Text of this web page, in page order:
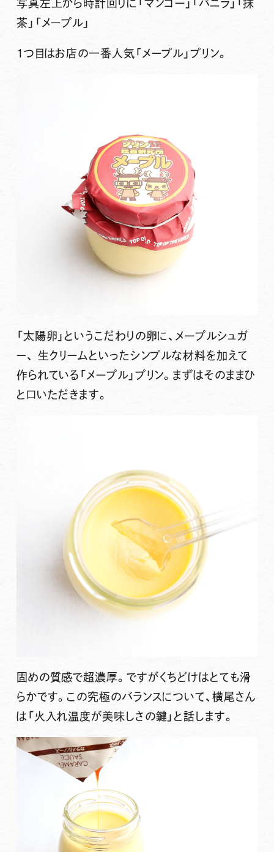
写真左上から時計回りに「マンゴー」「バニラ」「抹
茶」「メープル」
1つ目はお店の一番人気 「メープル」プリン。
「太陽卵」というこだわりの卵に、メープルシュガ
ー、 生クリームといったシンプルな材料を加えて
作られている「メープル」プリン。まずはそのままひ
と口いただきます。
固めの質感で超濃厚。ですがくちどけはとても滑
らかです。この究極のバランスについて、横尾さん
は「火入れ温度が美味しさの鍵」と話します。